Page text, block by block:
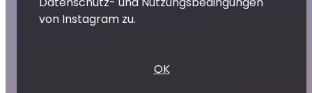
von Instagram zu.
OK